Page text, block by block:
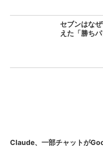
セブンはな
えた「勝ち
Claude、一部チャットが